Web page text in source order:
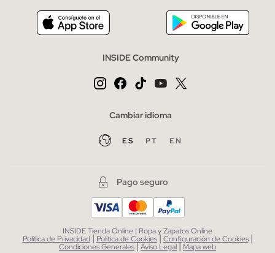
INSIDE Community
Cambiar idioma
ES PT EN
Pago seguro
INSIDE Tienda Online | Ropa y Zapatos Online
Política de Privacidad | Política de Cookies| Configuración de Cookies |
Condiciones Generales|Aviso Legal| Mapa web